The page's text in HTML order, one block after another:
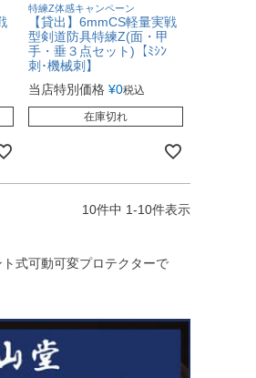
特練Z体感キャンペーン
【貸出】6mmCS軽量実戦
型剣道防具特練Z(面・甲
手・垂３点セット)【ﾐｼﾝ
刺･機械刺】
当店特別価格 ¥0税込
在庫切れ
10件中 1-10件表示
式可動可変プロテクターで